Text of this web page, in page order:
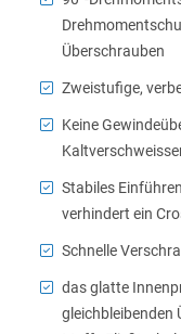
Überschrauben
Zweistufige,
Keine
Stabiles
verhindert ein
Schnelle
das glatte
gleichbleibenden